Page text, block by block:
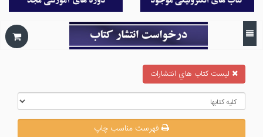
ليست كتاب هاي انتشارات
فهرست مناسب چاپ